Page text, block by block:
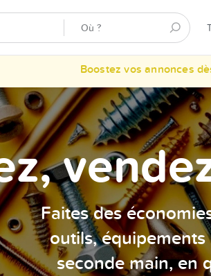
Boostez vos annonces
Faites des
outils,
seconde main, en